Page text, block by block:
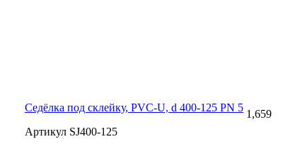
Седёлка под склейку, PVC-U, d 400-125 PN 5
Артикул SJ400-125
1,659